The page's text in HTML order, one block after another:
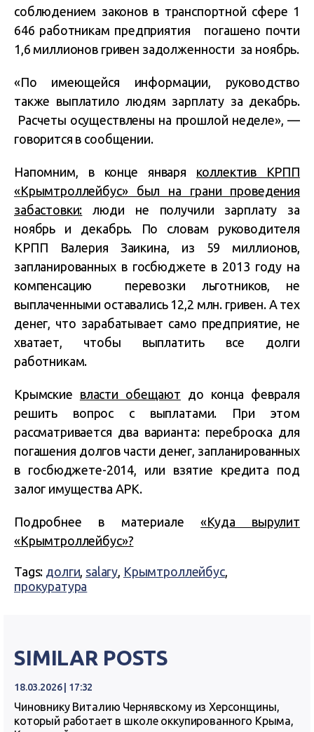
соблюдением законов в транспортной сфере 1
646 работникам предприятия погашено почти
1,6 миллионов гривен задолженности за ноябрь.
«По имеющейся информации, руководство
также выплатило людям зарплату за декабрь.
Расчеты осуществлены на прошлой неделе», —
говорится в сообщении.
Напомним, в конце января коллектив КРПП
«Крымтроллейбус» был на грани проведения
забастовки: люди не получили зарплату за
ноябрь и декабрь. По словам руководителя
КРПП Валерия Заикина, из 59 миллионов,
запланированных в госбюджете в 2013 году на
компенсацию перевозки льготников, не
выплаченными оставались 12,2 млн. гривен. А тех
денег, что зарабатывает само предприятие, не
хватает, чтобы выплатить все долги
работникам.
Крымские власти обещают до конца февраля
решить вопрос с выплатами. При этом
рассматривается два варианта: переброска для
погашения долгов части денег, запланированных
в госбюджете-2014, или взятие кредита под
залог имущества АРК.
Подробнее в материале«Куда вырулит
«Крымтроллейбус»?
Tags: долги salary Крымтроллейбус,
прокуратура
SIMILAR POSTS
18.03.2026 | 17:32
Чиновнику Виталию Чернявскому из Херсонщины,
который работает в школе оккупированного Крыма,